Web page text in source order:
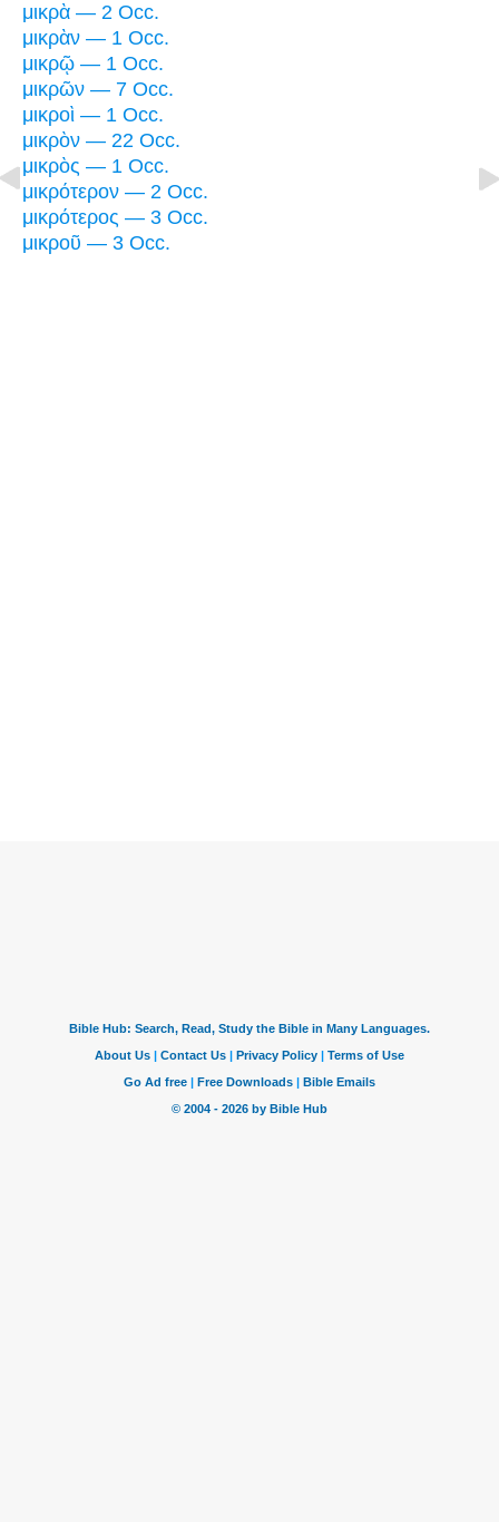
μικρὰ — 2 Occ.
μικρὰν — 1 Occ.
μικρῷ — 1 Occ.
μικρῶν — 7 Occ.
μικροὶ — 1 Occ.
μικρὸν — 22 Occ.
μικρὸς — 1 Occ.
μικρότερον — 2 Occ.
μικρότερος — 3 Occ.
μικροῦ — 3 Occ.